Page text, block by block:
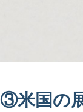
③米国の